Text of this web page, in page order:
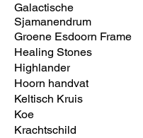
Galactische
Sjamanendrum
Groene Esdoorn Frame
Healing Stones
Highlander
Hoorn handvat
Keltisch Kruis
Koe
Krachtschild